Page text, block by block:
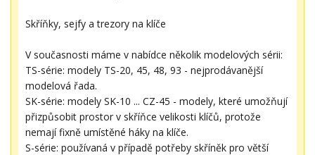
Skříňky, sejfy a trezory na klíče
V současnosti máme v nabídce několik modelových sérii:
TS-série: modely TS-20, 45, 48, 93 - nejprodávanější
modelová řada.
SK-série: modely SK-10 ... CZ-45 - modely, které umožňují
přizpůsobit prostor v skříňce velikosti klíčů, protože
nemají fixně umístěné háky na klíče.
S-série: používaná v případě potřeby skříněk pro větší